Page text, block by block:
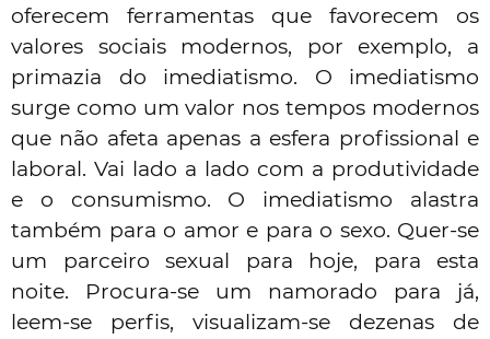
oferecem ferramentas que favorecem os
valores sociais modernos, por exemplo, a
primazia do imediatismo. O imediatismo
surge como um valor nos tempos modernos
que não afeta apenas a esfera profissional e
laboral. Vai lado a lado com a produtividade
e o consumismo. O imediatismo alastra
também para o amor e para o sexo. Quer-se
um parceiro sexual para hoje, para esta
noite. Procura-se um namorado para já,
leem-se perfis, visualizam-se dezenas de